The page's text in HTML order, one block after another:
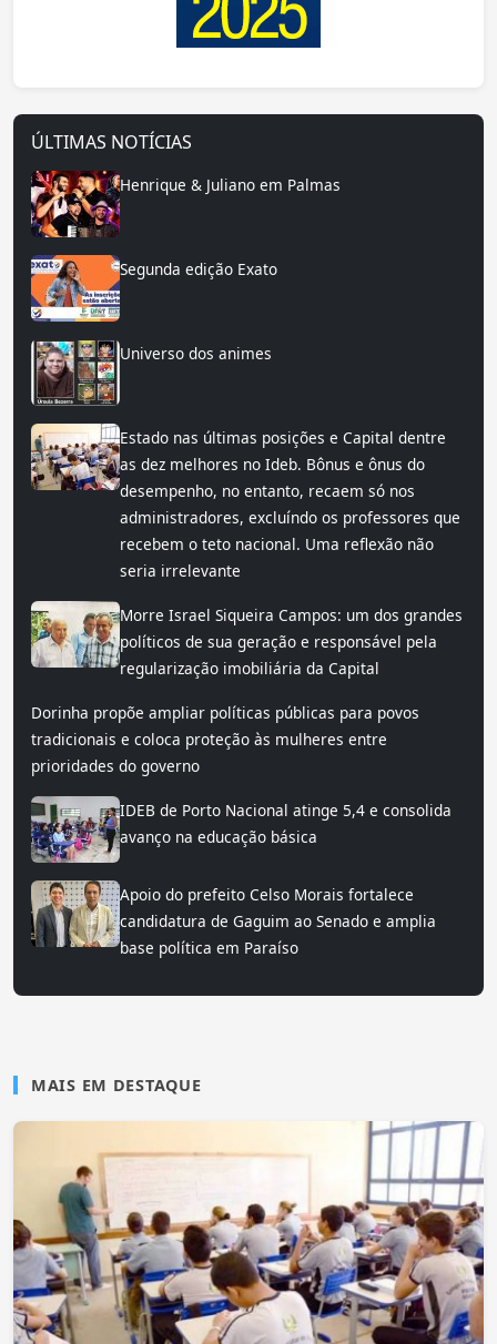
ÚLTIMAS NOTÍCIAS
Henrique & Juliano em Palmas
Segunda edição Exato
Universo dos animes
Estado nas últimas posições e Capital dentre
as dez melhores no Ideb. Bônus e ônus do
desempenho, no entanto, recaem só nos
administradores, excluíndo os professores que
recebem o teto nacional. Uma reflexão não
seria irrelevante
Morre Israel Siqueira Campos: um dos grandes
políticos de sua geração e responsável pela
regularização imobiliária da Capital
Dorinha propõe ampliar políticas públicas para povos
tradicionais e coloca proteção às mulheres entre
prioridades do governo
IDEB de Porto Nacional atinge 5,4 e consolida
avanço na educação básica
Apoio do prefeito Celso Morais fortalece
candidatura de Gaguim ao Senado e amplia
base política em Paraíso
MAIS EM DESTAQUE